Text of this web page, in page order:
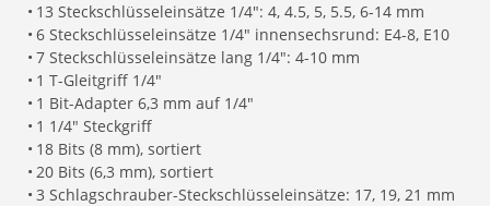
• 13 Steckschlüsseleinsätze 1/4": 4, 4.5, 5, 5.5, 6-14 mm
• 6 Steckschlüsseleinsätze 1/4" innensechsrund: E4-8, E10
• 7 Steckschlüsseleinsätze lang 1/4": 4-10 mm
• 1 T-Gleitgriff 1/4"
• 1 Bit-Adapter 6,3 mm auf 1/4"
• 1 1/4" Steckgriff
• 18 Bits (8 mm), sortiert
• 20 Bits (6,3 mm), sortiert
• 3 Schlagschrauber-Steckschlüsseleinsätze: 17, 19, 21 mm